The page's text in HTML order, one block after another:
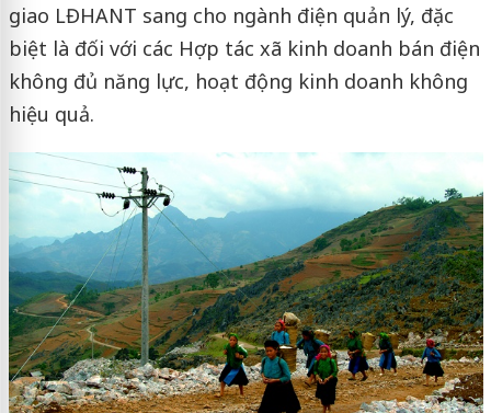
giao LĐHANT sang cho ngành điện quản lý, đặc
biệt là đối với các Hợp tác xã kinh doanh bán điện
không đủ năng lực, hoạt động kinh doanh không
hiệu quả.